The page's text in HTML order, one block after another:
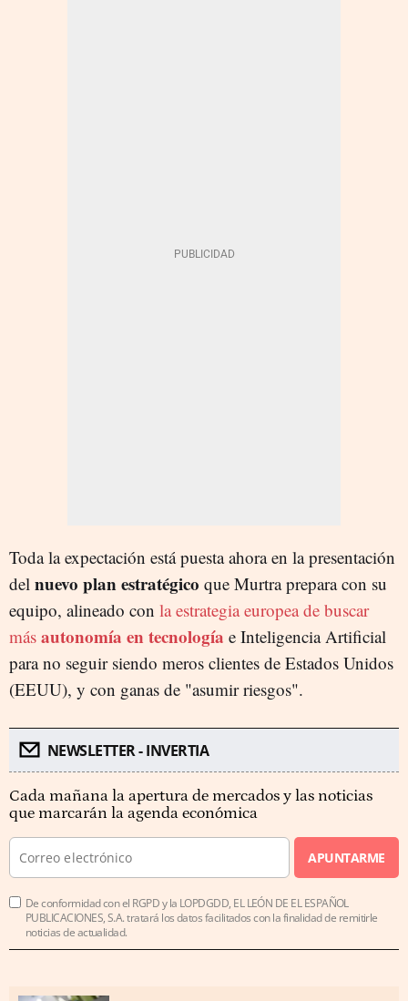
Toda la expectación está puesta ahora en la presentación
del nuevo plan estratégico que Murtra prepara con su
equipo, alineado con la estrategia europea de buscar
más autonomía en tecnología e Inteligencia Artificial
para no seguir siendo meros clientes de Estados Unidos
(EEUU), y con ganas de "asumir riesgos".
NEWSLETTER - INVERTIA
Cada mañana la apertura de mercados y las noticias
que marcarán la agenda económica
APUNTARME
De conformidad con el RGPD y la LOPDGDD, EL LEÓN DE EL ESPAÑOL
PUBLICACIONES, S.A. tratará los datos facilitados con la finalidad de remitirle
noticias de actualidad.